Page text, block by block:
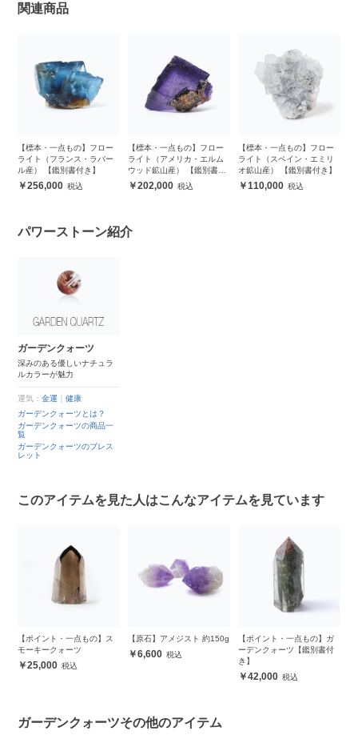
関連商品
【標本・一点もの】フロー
ライト（フランス・ラバー
ル産） 【鑑別書付き】
256,000
【標本・一点もの】フロー
ライト（アメリカ・エルム
ウッド鉱山産） 【鑑別書付
き】202,000
【標本・一点もの】フロー
ライト（スペイン・エミリ
オ鉱山産） 【鑑別書付き】
110,000
パワーストーン紹介
ガーデンクォーツ
深みのある優しいナチュラ
ルカラーが魅力
運気：金運 ｜健康
ガーデンクォーツとは？
ガーデンクォーツの商品一
覧
ガーデンクォーツのブレス
レット
このアイテムを見た人はこんなアイテムを見ています
【ポイント・一点もの】ス
モーキークォーツ
25,000
【原石】アメジスト 約150g
6,600
【ポイント・一点もの】ガ
ーデンクォーツ【鑑別書付
き】
42,000
ガーデンクォーツその他のアイテム